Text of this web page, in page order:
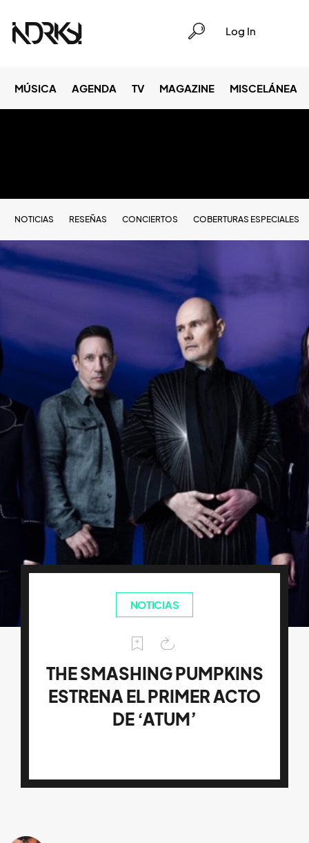
Log In
MÚSICA AGENDA TV MAGAZINE MISCELÁNEA
NOTICIAS RESEÑAS CONCIERTOS COBERTURAS ESPECIALES
NOTICIAS
THE SMASHING PUMPKINS
ESTRENA EL PRIMER ACTO
DE ‘ATUM’